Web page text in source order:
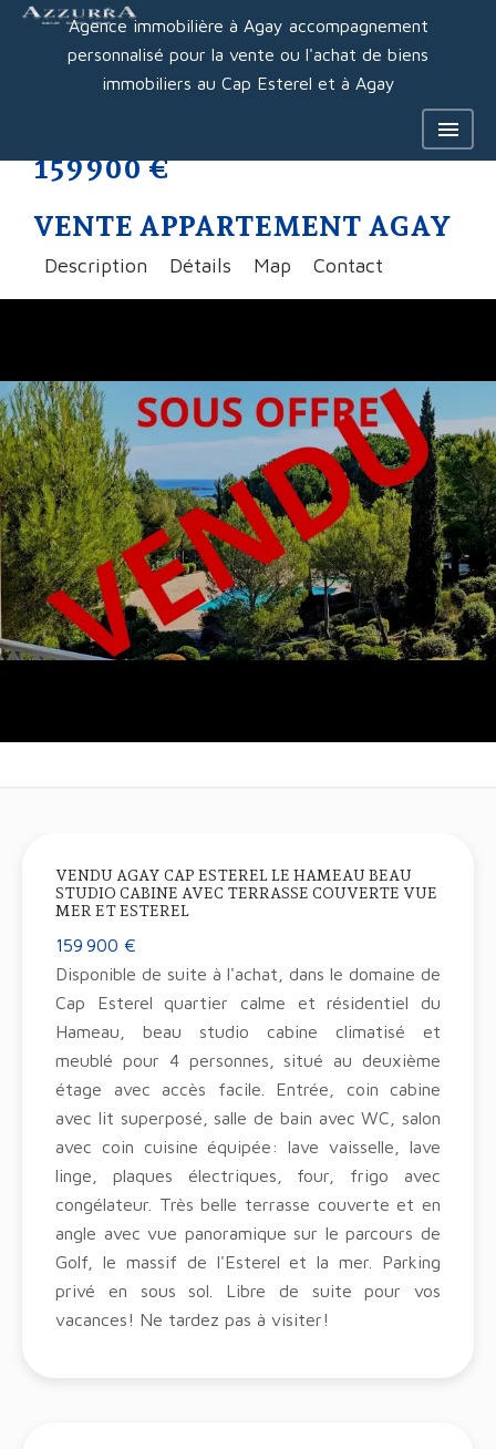
Agence immobilière à Agay accompagnement
personnalisé pour la vente ou l'achat de biens
immobiliers au Cap Esterel et à Agay
VENTE APPARTEMENT AGAY
159 900 €
Description Détails Map Contact
VENDU AGAY CAP ESTEREL LE HAMEAU BEAU
STUDIO CABINE AVEC TERRASSE COUVERTE VUE
MER ET ESTEREL
159 900 €
Disponible de suite à l'achat, dans le domaine de
Cap Esterel quartier calme et résidentiel du
Hameau, beau studio cabine climatisé et
meublé pour 4 personnes, situé au deuxième
étage avec accès facile. Entrée, coin cabine
avec lit superposé, salle de bain avec WC, salon
avec coin cuisine équipée: lave vaisselle, lave
linge, plaques électriques, four, frigo avec
congélateur. Très belle terrasse couverte et en
angle avec vue panoramique sur le parcours de
Golf, le massif de l'Esterel et la mer. Parking
privé en sous sol. Libre de suite pour vos
vacances! Ne tardez pas à visiter!